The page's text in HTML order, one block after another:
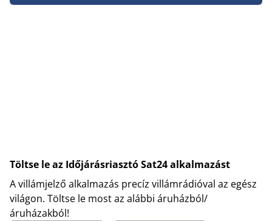
Töltse le az Időjárásriasztó Sat24 alkalmazást
A villámjelző alkalmazás precíz villámrádióval az egész
világon. Töltse le most az alábbi áruházból/
áruházakból!